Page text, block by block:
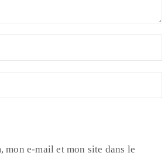
mon e-mail et mon site dans le